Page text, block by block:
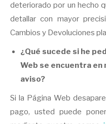
deteriorado por un hecho
detallar con mayor
Cambios y Devoluciones
¿Qué sucede si he
Web se encuentra
aviso?
Si la Página Web
pago, usted puede